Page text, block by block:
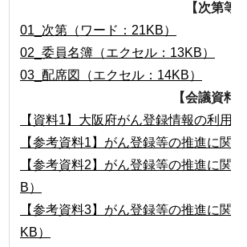
【次第等
01_次第（ワード：21KB）
02_委員名簿（エクセル：13KB）
03_配席図（エクセル：14KB）
【会議資料
【資料1】大阪府がん登録情報の利用
【参考資料1】がん登録等の推進に関
【参考資料2】がん登録等の推進に関
B）
【参考資料3】がん登録等の推進に関
KB）